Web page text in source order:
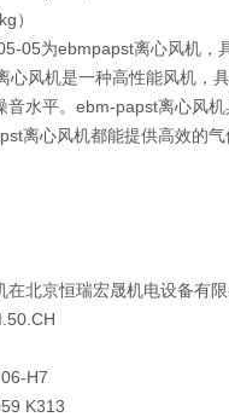
）
05为ebmpapst离心风机，
心风机是一种高性能风机，
音水平。ebm-papst离心风
离心风机都能提供高效的
在北京恒瑞宏晟机电设备有
H7
K313